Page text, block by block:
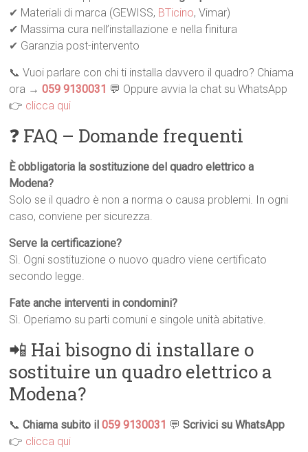
✔ Materiali di marca (GEWISS, BTicino, Vimar)
✔ Massima cura nell’installazione e nella finitura
✔ Garanzia post-intervento
📞 Vuoi parlare con chi ti installa davvero il quadro? Chiama
ora →059 9130031 💬 Oppure avvia la chat su WhatsApp
👉 clicca qui
❓ FAQ – Domande frequenti
È obbligatoria la sostituzione del quadro elettrico a
Modena?
Solo se il quadro è non a norma o causa problemi. In ogni
caso, conviene per sicurezza.
Serve la certificazione?
Sì. Ogni sostituzione o nuovo quadro viene certificato
secondo legge.
Fate anche interventi in condomini?
Sì. Operiamo su parti comuni e singole unità abitative.
📲 Hai bisogno di installare o
sostituire un quadro elettrico a
Modena?
📞Chiama subito il059 9130031 💬Scrivici su WhatsApp
👉 clicca qui